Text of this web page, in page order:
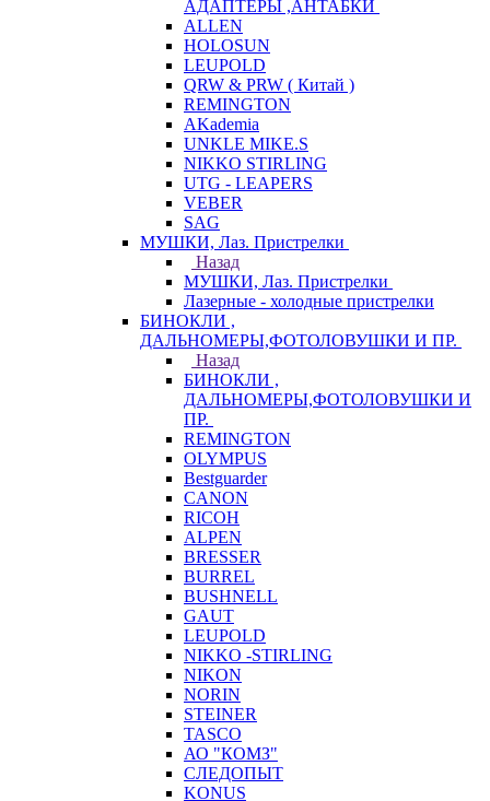
АДАПТЕРЫ ,АНТАБКИ
ALLEN
HOLOSUN
LEUPOLD
QRW & PRW ( Китай )
REMINGTON
AKademia
UNKLE MIKE.S
NIKKO STIRLING
UTG - LEAPERS
VEBER
SAG
МУШКИ, Лаз. Пристрелки
Назад
МУШКИ, Лаз. Пристрелки
Лазерные - холодные пристрелки
БИНОКЛИ ,
ДАЛЬНОМЕРЫ,ФОТОЛОВУШКИ И ПР.
Назад
БИНОКЛИ ,
ДАЛЬНОМЕРЫ,ФОТОЛОВУШКИ И
ПР.
REMINGTON
OLYMPUS
Bestguarder
CANON
RICOH
ALPEN
BRESSER
BURREL
BUSHNELL
GAUT
LEUPOLD
NIKKO -STIRLING
NIKON
NORIN
STEINER
TASCO
АО "КОМЗ"
СЛЕДОПЫТ
KONUS